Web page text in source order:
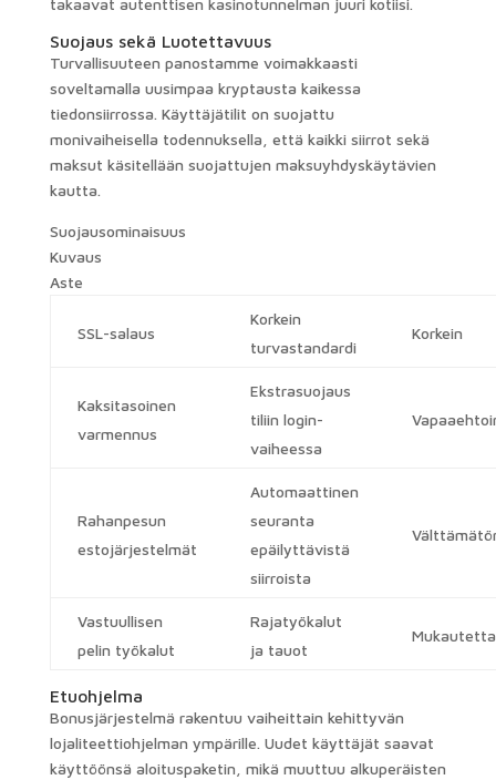
Suojaus sekä Luotettavuus
Turvallisuuteen panostamme voimakkaasti
soveltamalla uusimpaa kryptausta kaikessa
tiedonsiirrossa. Käyttäjätilit on suojattu
monivaiheisella todennuksella, että kaikki siirrot sekä
maksut käsitellään suojattujen maksuyhdyskäytävien
kautta.
Suojausominaisuus
Kuvaus
Aste
SSL-salaus
Korkein
turvastandardi
Korkein
Kaksitasoinen
varmennus
Ekstrasuojaus
tiliin login-
vaiheessa
Rahanpesun
estojärjestelmät
Automaattinen
seuranta
epäilyttävistä
siirroista
Vastuullisen
pelin työkalut
Rajatyökalut
ja tauot
Etuohjelma
Bonusjärjestelmä rakentuu vaiheittain kehittyvän
lojaliteettiohjelman ympärille. Uudet käyttäjät saavat
käyttöönsä aloituspaketin, mikä muuttuu alkuperäisten